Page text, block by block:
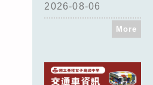
2026-08-06
More